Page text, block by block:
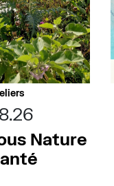
Nature